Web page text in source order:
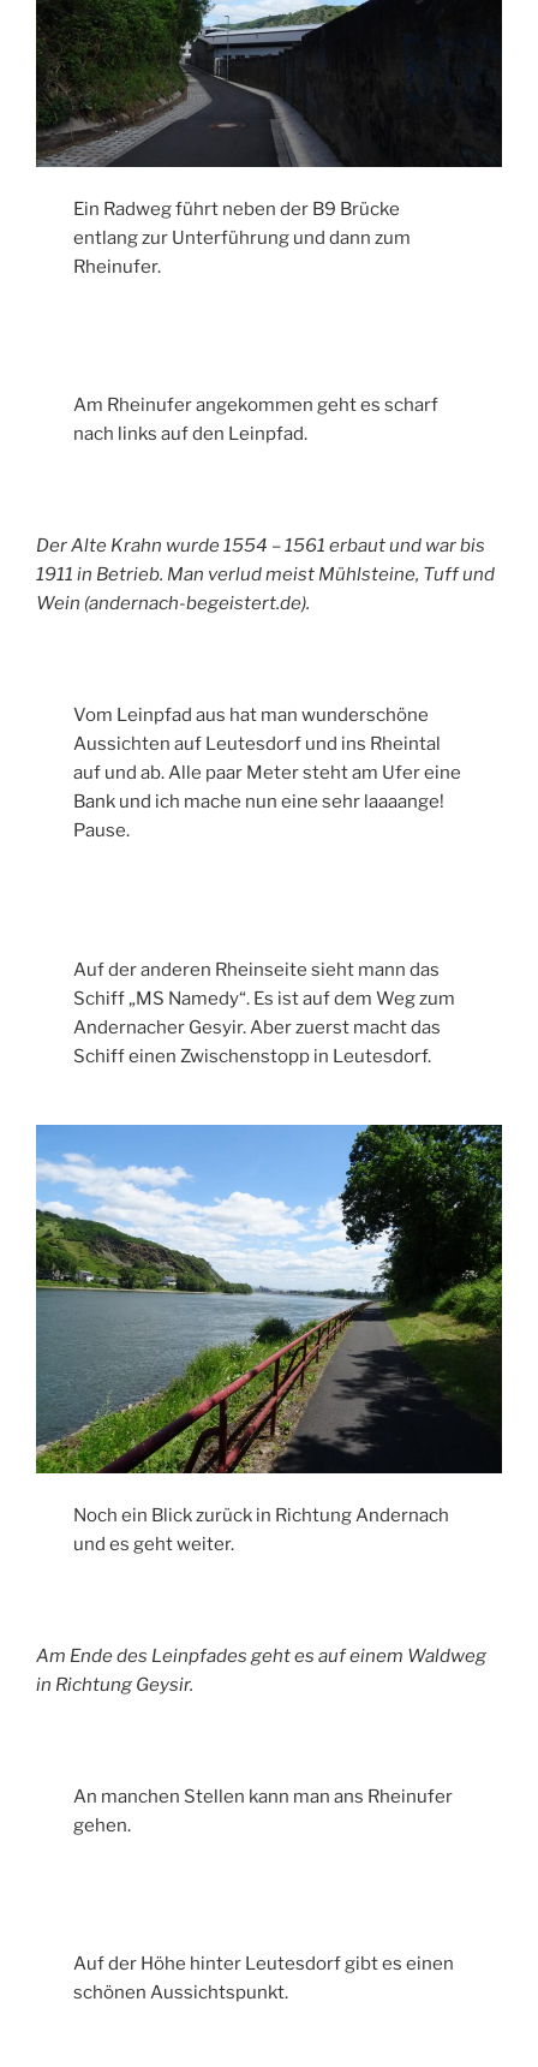
Ein Radweg führt neben der B9 Brücke
entlang zur Unterführung und dann zum
Rheinufer.
Am Rheinufer angekommen geht es scharf
nach links auf den Leinpfad.
Der Alte Krahn wurde 1554 – 1561 erbaut und war bis
1911 in Betrieb. Man verlud meist Mühlsteine, Tuff und
Wein (andernach-begeistert.de).
Vom Leinpfad aus hat man wunderschöne
Aussichten auf Leutesdorf und ins Rheintal
auf und ab. Alle paar Meter steht am Ufer eine
Bank und ich mache nun eine sehr laaaange!
Pause.
Auf der anderen Rheinseite sieht mann das
Schiff „MS Namedy“. Es ist auf dem Weg zum
Andernacher Gesyir. Aber zuerst macht das
Schiff einen Zwischenstopp in Leutesdorf.
Noch ein Blick zurück in Richtung Andernach
und es geht weiter.
Am Ende des Leinpfades geht es auf einem Waldweg
in Richtung Geysir.
An manchen Stellen kann man ans Rheinufer
gehen.
Auf der Höhe hinter Leutesdorf gibt es einen
schönen Aussichtspunkt.